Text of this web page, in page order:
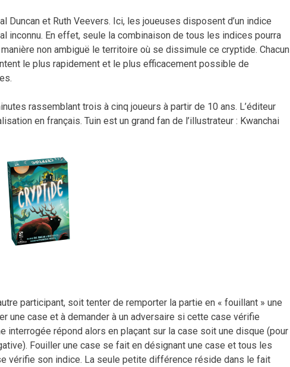
Duncan et Ruth Veevers. Ici, les joueuses disposent d’un indice
inconnu. En effet, seule la combinaison de tous les indices pourra
non ambiguë le territoire où se dissimule ce cryptide. Chacun
le plus rapidement et le plus efficacement possible de
rassemblant trois à cinq joueurs à partir de 10 ans. L’éditeur
en français. Tuin est un grand fan de l’illustrateur : Kwanchai
participant, soit tenter de remporter la partie en « fouillant » une
une case et à demander à un adversaire si cette case vérifie
interrogée répond alors en plaçant sur la case soit une disque (pour
Fouiller une case se fait en désignant une case et tous les
vérifie son indice. La seule petite différence réside dans le fait